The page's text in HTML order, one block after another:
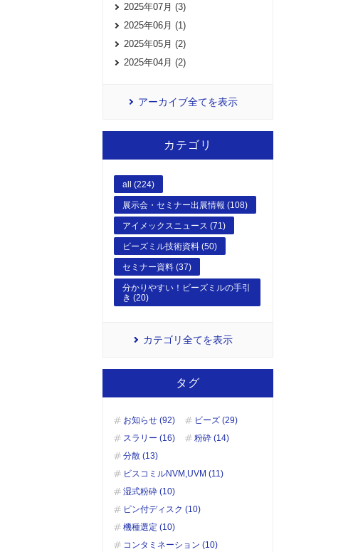
2025年07月 (3)
2025年06月 (1)
2025年05月 (2)
2025年04月 (2)
アーカイブ全てを表示
カテゴリ
all (224)
展示会・セミナー出展情報 (108)
アイメックスニュース (71)
ビーズミル技術資料 (50)
セミナー資料 (37)
分かりやすい！ビーズミルの手引
き (20)
カテゴリ全てを表示
タグ
お知らせ (92)
ビーズ (29)
スラリー (16)
粉砕 (14)
分散 (13)
ビスコミルNVM,UVM (11)
湿式粉砕 (10)
ピン付ディスク (10)
機種選定 (10)
コンタミネーション (10)